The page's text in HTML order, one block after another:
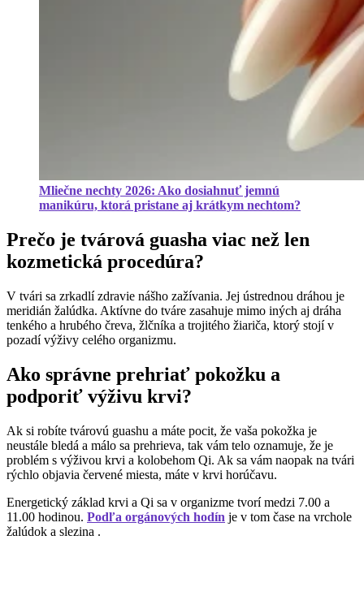
Mliečne nechty 2026: Ako dosiahnuť jemnú
manikúru, ktorá pristane aj krátkym nechtom?
Prečo je tvárová guasha viac než len
kozmetická procedúra?
V tvári sa zrkadlí zdravie nášho zažívania. Jej ústrednou dráhou je
meridián žalúdka. Aktívne do tváre zasahuje mimo iných aj dráha
tenkého a hrubého čreva, žlčníka a trojitého žiariča, ktorý stojí v
pozadí výživy celého organizmu.
Ako správne prehriať pokožku a
podporiť výživu krvi?
Ak si robíte tvárovú guashu a máte pocit, že vaša pokožka je
neustále bledá a málo sa prehrieva, tak vám telo oznamuje, že je
problém s výživou krvi a kolobehom Qi. Ak sa vám naopak na tvári
rýchlo objavia červené miesta, máte v krvi horúčavu.
Energetický základ krvi a Qi sa v organizme tvorí medzi 7.00 a
11.00 hodinou. Podľa orgánových hodín je v tom čase na vrchole
žalúdok a slezina .